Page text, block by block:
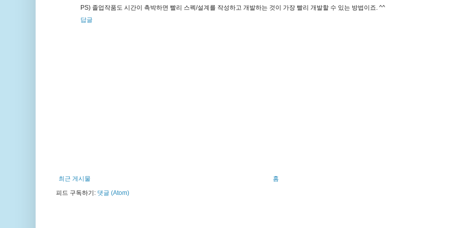
PS) 졸업작품도 시간이 촉박하면 빨리 스펙/설계를 작성하고 개발하는 것이 가장 빨리 개발할 수 있는 방법이죠. ^^
답글
최근 게시물
홈
피드 구독하기: 댓글 (Atom)